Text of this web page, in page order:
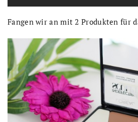
Fangen wir an mit 2 Produkten für